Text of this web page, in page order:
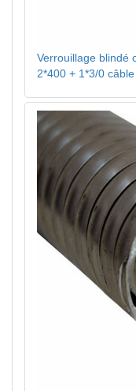
Verrouillage blindé
2*400 + 1*3/0